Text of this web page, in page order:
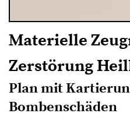
Materielle
Zerstörung
Plan mit
Bombenschäden